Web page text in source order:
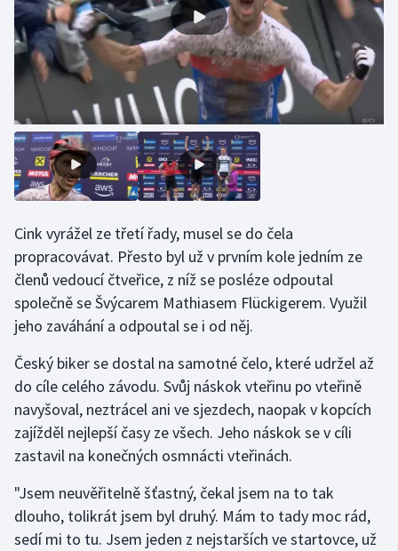
Judo
Krasobruslení
Lyže a snowboard
Moderní pětiboj
Motorsport
Olympijské hry
Parasport
Plavání
Plážový volejbal
Ragby
Rychlostní kanoistika
Cink vyrážel ze třetí řady, musel se do čela
propracovávat. Přesto byl už v prvním kole jedním ze
členů vedoucí čtveřice, z níž se posléze odpoutal
společně se Švýcarem Mathiasem Flückigerem. Využil
jeho zaváhání a odpoutal se i od něj.
Český biker se dostal na samotné čelo, které udržel až
do cíle celého závodu. Svůj náskok vteřinu po vteřině
navyšoval, neztrácel ani ve sjezdech, naopak v kopcích
zajížděl nejlepší časy ze všech. Jeho náskok se v cíli
zastavil na konečných osmnácti vteřinách.
"Jsem neuvěřitelně šťastný, čekal jsem na to tak
dlouho, tolikrát jsem byl druhý. Mám to tady moc rád,
sedí mi to tu. Jsem jeden z nejstarších ve startovce, už